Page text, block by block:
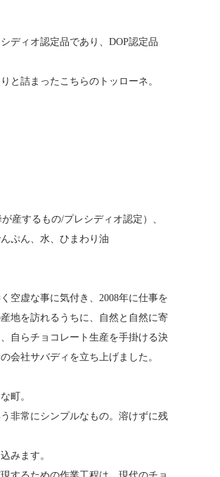
ディオ認定品であり、DOP認定品
と詰まったこちらのトッローネ。
産するもの/プレシディオ認定）、
ぷん、水、ひまわり油
空虚な事に気付き、2008年に仕事を
地を訪れるうちに、自然と自然に寄
自らチョコレート生産を手掛ける決
会社サバディを立ち上げました。
町。
非常にシンプルなもの。溶けずに残
みます。